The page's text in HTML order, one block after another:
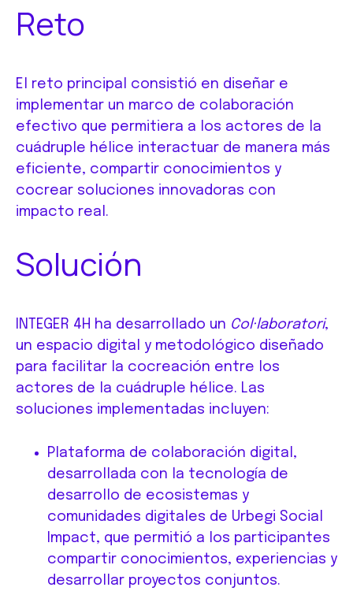
Reto
El reto principal consistió en diseñar e
implementar un marco de colaboración
efectivo que permitiera a los actores de la
cuádruple hélice interactuar de manera más
eficiente, compartir conocimientos y
cocrear soluciones innovadoras con
impacto real.
Solución
INTEGER 4H ha desarrollado un Col·laboratori,
un espacio digital y metodológico diseñado
para facilitar la cocreación entre los
actores de la cuádruple hélice. Las
soluciones implementadas incluyen:
Plataforma de colaboración digital,
desarrollada con la tecnología de
desarrollo de ecosistemas y
comunidades digitales de Urbegi Social
Impact, que permitió a los participantes
compartir conocimientos, experiencias y
desarrollar proyectos conjuntos.